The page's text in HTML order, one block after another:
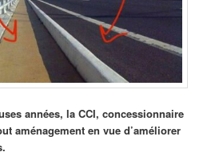
années, la CCI, concessionnaire
aménagement en vue d’améliorer